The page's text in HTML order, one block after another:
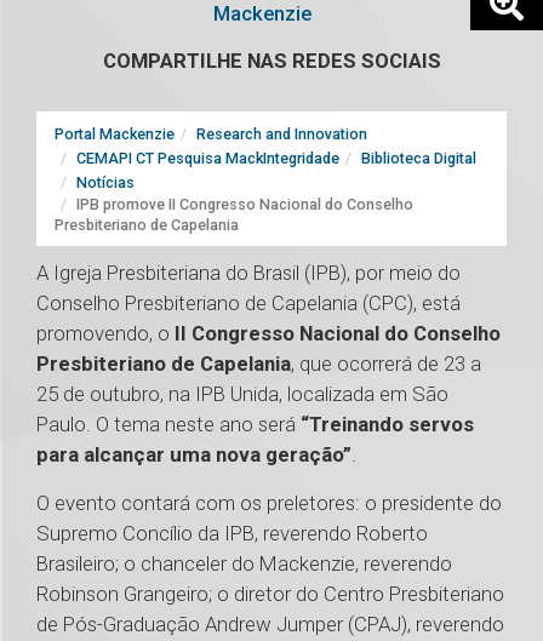
Mackenzie
COMPARTILHE NAS REDES SOCIAIS
Portal Mackenzie
Research and Innovation
CEMAPI CT Pesquisa MackIntegridade
Biblioteca Digital
Notícias
IPB promove II Congresso Nacional do Conselho
Presbiteriano de Capelania
A Igreja Presbiteriana do Brasil (IPB), por meio do
Conselho Presbiteriano de Capelania (CPC), está
promovendo, o II Congresso Nacional do Conselho
Presbiteriano de Capelania, que ocorrerá de 23 a
25 de outubro, na IPB Unida, localizada em São
Paulo. O tema neste ano será “Treinando servos
para alcançar uma nova geração”.
O evento contará com os preletores: o presidente do
Supremo Concílio da IPB, reverendo Roberto
Brasileiro; o chanceler do Mackenzie, reverendo
Robinson Grangeiro; o diretor do Centro Presbiteriano
de Pós-Graduação Andrew Jumper (CPAJ), reverendo